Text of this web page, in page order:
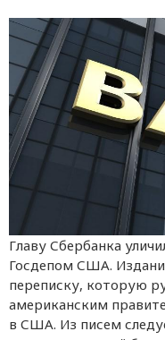
Главу Сбербанка
Госдепом США.
переписку, которую
американским
в США. Из писем